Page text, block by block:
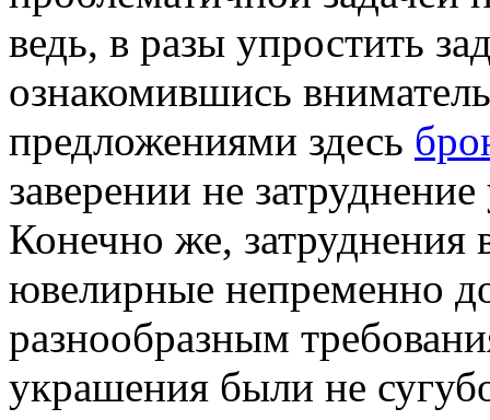
ведь, в разы упростить
ознакомившись
предложениями здесь
заверении не
Конечно же, затруднения
ювелирные непременно
разнообразным
украшения были не